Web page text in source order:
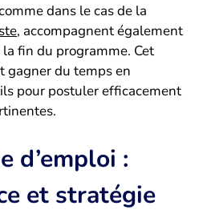
dans le cas de la
, accompagnent également
fin du programme. Cet
gagner du temps en
pour postuler efficacement
d’emploi :
et stratégie